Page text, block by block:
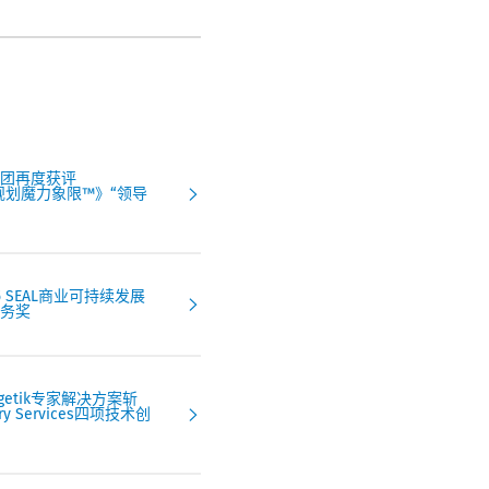
再度获评
划魔力象限™》“领导
商业可持续发展
奖
专家解决方案斩
Services四项技术创